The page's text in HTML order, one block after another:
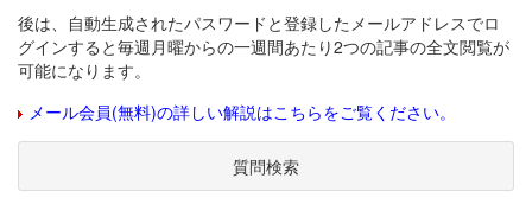
後は、自動生成されたパスワードと登録したメールアドレスでロ
グインすると毎週月曜からの一週間あたり2つの記事の全文閲覧が
可能になります。
メール会員(無料)の詳しい解説はこちらをご覧ください。
質問検索